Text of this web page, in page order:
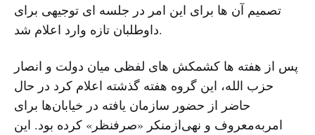
تصمیم آن ها برای این امر در جلسه ای توجیهی برای
داوطلبان تازه وارد اعلام شد.
پس از هفته ها کشمکش های لفظی میان دولت و انصار
حزب الله، این گروه هفته گذشته اعلام کرد در حال
حاضر از حضور سازمان یافته در خیابان‌ها برای
امربه‌معروف و نهی‌ازمنکر «صرفنظر» کرده بود. این